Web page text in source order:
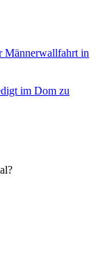
Männerwallfahrt in
im Dom zu